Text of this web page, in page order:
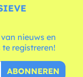
nieuws en
registreren!
ABONNEREN